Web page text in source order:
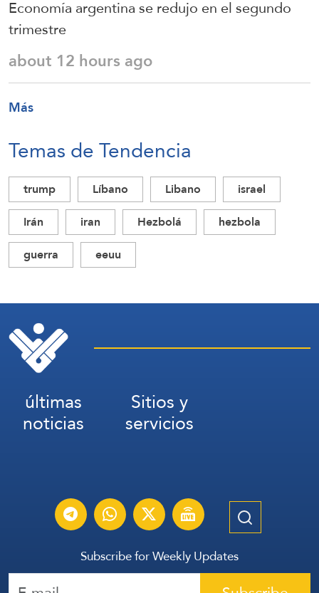
Economía argentina se redujo en el segundo
trimestre
about 12 hours ago
Más
Temas de Tendencia
trump Líbano Libano
israel
Irán
iran Hezbolá
hezbola
guerra
eeuu
últimas
noticias
Sitios y
servicios
Subscribe for Weekly Updates